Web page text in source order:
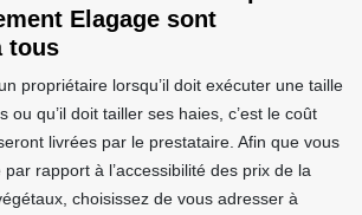
Elagage sont
tous
propriétaire lorsqu’il doit exécuter une taille
ou qu’il doit tailler ses haies, c’est le coût
livrées par le prestataire. Afin que vous
par rapport à l’accessibilité des prix de la
choisissez de vous adresser à